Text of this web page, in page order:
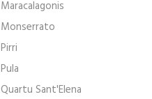
Maracalagonis
Monserrato
Pirri
Pula
Quartu Sant'Elena